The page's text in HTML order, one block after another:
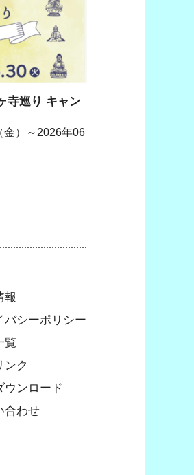
寺巡り キャン
金）～2026年06
報
バシーポリシー
覧
ンク
ウンロード
合わせ